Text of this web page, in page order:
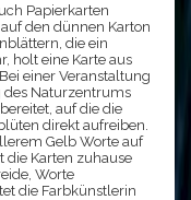
Papierkarten
den dünnen Karton
die ein
holt eine Karte aus
einer Veranstaltung
Naturzentrums
auf die die
direkt aufreiben.
Gelb Worte auf
die Karten zuhause
Worte
die Farbkünstlerin